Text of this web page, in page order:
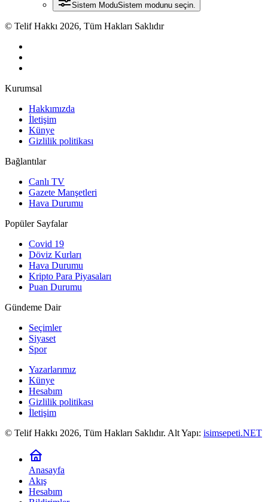
Sistem ModuSistem modunu seçin.
© Telif Hakkı 2026, Tüm Hakları Saklıdır
Kurumsal
Hakkımızda
İletişim
Künye
Gizlilik politikası
Bağlantılar
Canlı TV
Gazete Manşetleri
Hava Durumu
Popüler Sayfalar
Covid 19
Döviz Kurları
Hava Durumu
Kripto Para Piyasaları
Puan Durumu
Gündeme Dair
Seçimler
Siyaset
Spor
Yazarlarımız
Künye
Hesabım
Gizlilik politikası
İletişim
© Telif Hakkı 2026, Tüm Hakları Saklıdır. Alt Yapı: isimsepeti.NET
Anasayfa
Akış
Hesabım